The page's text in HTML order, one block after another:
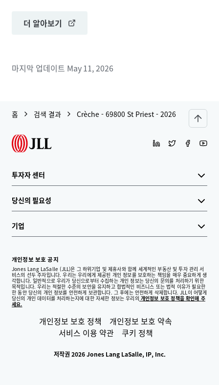
더 알아보기
마지막 업데이트 May 11, 2026
홈 검색 결과 Crèche - 69800 St Priest - 2026
투자자 센터
당신의 필요성
기업
개인정보 보호 공지
Jones Lang LaSalle (JLL)은 그 하위기업 및 제휴사와 함께 세계적인 부동산 및 투자 관리 서
비스의 선두 주자입니다. 우리는 우리에게 제공된 개인 정보를 보호하는 책임을 매우 중요하게 생
각합니다. 일반적으로 우리가 당신으로부터 수집하는 개인 정보는 당신의 문의를 처리하기 위한
목적입니다. 우리는 적절한 수준의 보안을 유지하고 합법적인 비즈니스 또는 법적 이유가 필요한
한 동안 당신의 개인 정보를 안전하게 보관합니다. 그 후에는 안전하게 삭제합니다. JLL이 어떻게
당신의 개인 데이터를 처리하는지에 대한 자세한 정보는 우리의 개인정보 보호 정책을 확인해 주
세요.
개인정보 보호 정책
개인정보 보호 약속
서비스 이용 약관
쿠키 정책
저작권 2026 Jones Lang LaSalle, IP, Inc.